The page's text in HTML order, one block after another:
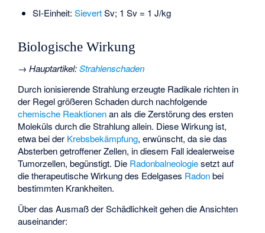
SI-Einheit: SievertSv; 1 Sv = 1 J/kg
Biologische Wirkung
→Hauptartikel:Strahlenschaden
Durch ionisierende Strahlung erzeugte Radikale richten in
der Regel größeren Schaden durch nachfolgende
chemische Reaktionenan als die Zerstörung des ersten
Moleküls durch die Strahlung allein. Diese Wirkung ist,
etwa bei der Krebsbekämpfung, erwünscht, da sie das
Absterben getroffener Zellen, in diesem Fall idealerweise
Tumorzellen, begünstigt. Die Radonbalneologiesetzt auf
die therapeutische Wirkung des Edelgases Radonbei
bestimmten Krankheiten.
Über das Ausmaß der Schädlichkeit gehen die Ansichten
auseinander: